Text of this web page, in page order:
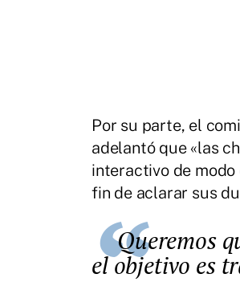
Por su parte, el
adelantó que «las
interactivo de
fin de aclarar sus
Queremos que la actividad tenga vida y que no aburra porque
el objetivo es